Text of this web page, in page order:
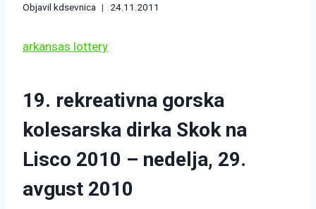
Objavil kdsevnica 24.11.2011
arkansas lottery
19. rekreativna gorska
kolesarska dirka Skok na
Lisco 2010 – nedelja, 29.
avgust 2010